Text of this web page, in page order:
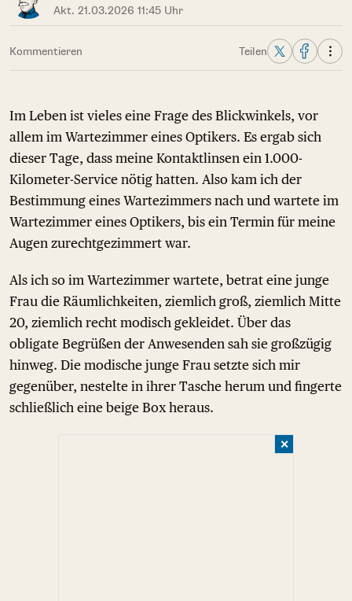
Akt. 21.03.2026 11:45 Uhr
Kommentieren Teilen
Im Leben ist vieles eine Frage des Blickwinkels, vor
allem im Wartezimmer eines Optikers. Es ergab sich
dieser Tage, dass meine Kontaktlinsen ein 1.000-
Kilometer-Service nötig hatten. Also kam ich der
Bestimmung eines Wartezimmers nach und wartete im
Wartezimmer eines Optikers, bis ein Termin für meine
Augen zurechtgezimmert war.
Als ich so im Wartezimmer wartete, betrat eine junge
Frau die Räumlichkeiten, ziemlich groß, ziemlich Mitte
20, ziemlich recht modisch gekleidet. Über das
obligate Begrüßen der Anwesenden sah sie großzügig
hinweg. Die modische junge Frau setzte sich mir
gegenüber, nestelte in ihrer Tasche herum und fingerte
schließlich eine beige Box heraus.
✕